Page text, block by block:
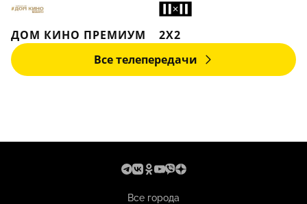
ДОМ КИНО ПРЕМИУМ
2X2
Все телепередачи
Все города